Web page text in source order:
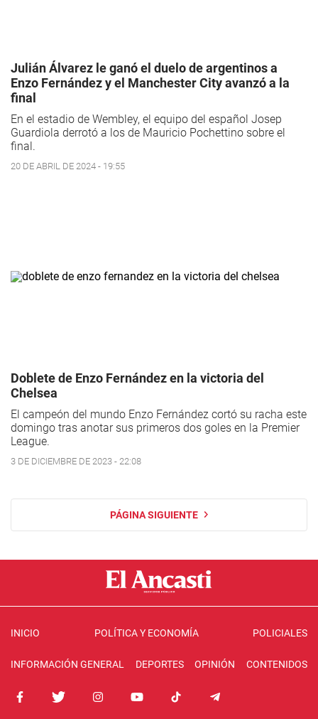
Julián Álvarez le ganó el duelo de argentinos a
Enzo Fernández y el Manchester City avanzó a la
final
En el estadio de Wembley, el equipo del español Josep
Guardiola derrotó a los de Mauricio Pochettino sobre el
final.
20 DE ABRIL DE 2024 - 19:55
Doblete de Enzo Fernández en la victoria del
Chelsea
El campeón del mundo Enzo Fernández cortó su racha este
domingo tras anotar sus primeros dos goles en la Premier
League.
3 DE DICIEMBRE DE 2023 - 22:08
PÁGINA SIGUIENTE
INICIO POLÍTICA Y ECONOMÍA POLICIALES
INFORMACIÓN GENERAL DEPORTES OPINIÓN CONTENIDOS